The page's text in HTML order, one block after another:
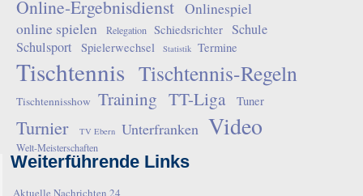
Online-Ergebnisdienst Onlinespiel
online spielen
Relegation Schiedsrichter Schule
Schulsport
Spielerwechsel Statistik Termine
Tischtennis Tischtennis-Regeln
Tischtennisshow Training TT-Liga Tuner
Turnier TV Ebern Unterfranken Video
Welt-Meisterschaften
Weiterführende Links
Aktuelle Nachrichten 24